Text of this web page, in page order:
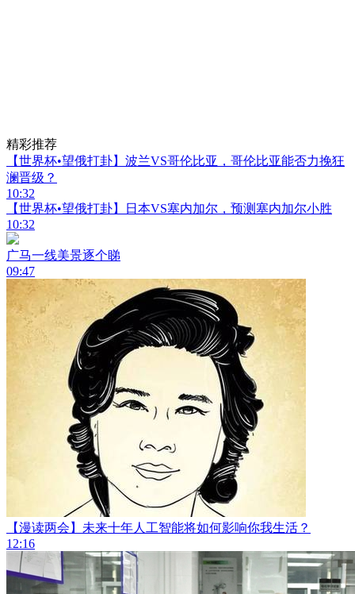
精彩推荐
【世界杯•望俄打卦】波兰VS哥伦比亚，哥伦比亚能否力挽狂
澜晋级？
10:32
【世界杯•望俄打卦】日本VS塞内加尔，预测塞内加尔小胜
10:32
广马一线美景逐个睇
09:47
【漫读两会】未来十年人工智能将如何影响你我生活？
12:16